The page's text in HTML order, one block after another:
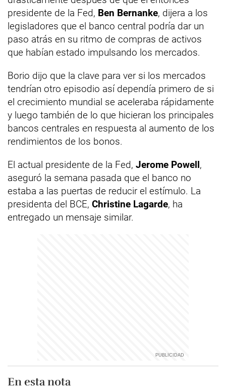
presidente de la Fed, Ben Bernanke, dijera a los
legisladores que el banco central podría dar un
paso atrás en su ritmo de compras de activos
que habían estado impulsando los mercados.
Borio dijo que la clave para ver si los mercados
tendrían otro episodio así dependía primero de si
el crecimiento mundial se aceleraba rápidamente
y luego también de lo que hicieran los principales
bancos centrales en respuesta al aumento de los
rendimientos de los bonos.
El actual presidente de la Fed, Jerome Powell,
aseguró la semana pasada que el banco no
estaba a las puertas de reducir el estímulo. La
presidenta del BCE, Christine Lagarde, ha
entregado un mensaje similar.
En esta nota